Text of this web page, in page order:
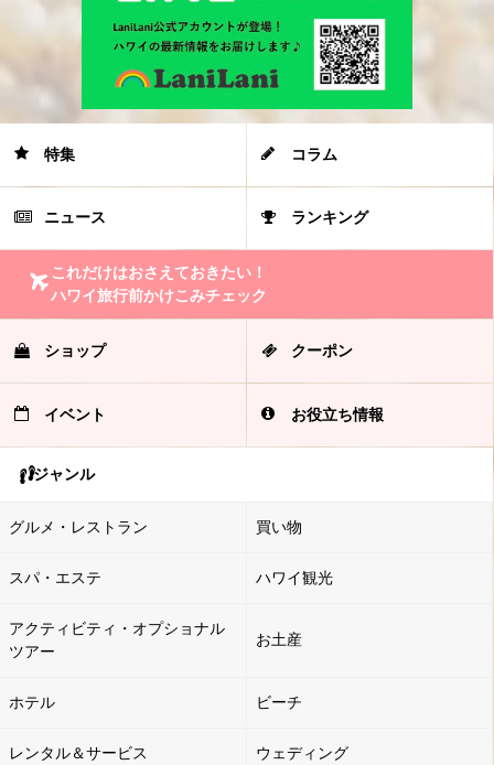
特集 コラム
ニュース ランキング
これだけはおさえておきたい！
ハワイ旅行前かけこみチェック
ショップ クーポン
イベント お役立ち情報
ジャンル
グルメ・レストラン 買い物
スパ・エステ ハワイ観光
アクティビティ・オプショナル
ツアー
お土産
ホテル ビーチ
レンタル＆サービス ウェディング